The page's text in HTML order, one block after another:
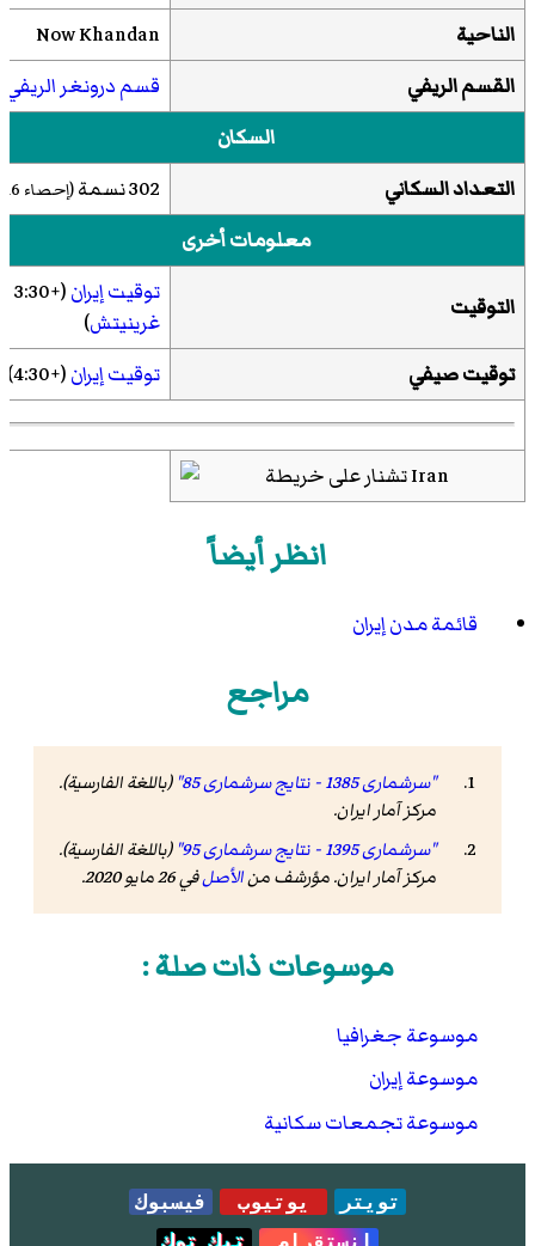
الناحية
Now Khandan
القسم الريفي
قسم درونغر الريفي
السكان
التعداد السكاني
302 نسمة (إحصاء
معلومات أخرى
التوقيت توقيت إيران(+3:30
غرينيتش)
توقيت صيفي
توقيت إيران(+4:30)
انظر أيضاً
قائمة مدن إيران
مراجع
"سرشماری 1385 - نتایج سرشماری 85"
(باللغة الفارسية).
مرکز آمار ایران.
"سرشماری 1395 - نتایج سرشماری 95"
(باللغة الفارسية).
مرکز آمار ایران. مؤرشف منالأصلفي 26 مايو 2020 .
موسوعات ذات صلة :
موسوعة جغرافيا
موسوعة إيران
موسوعة تجمعات سكانية
تويتر يوتيوب
فيسبوك